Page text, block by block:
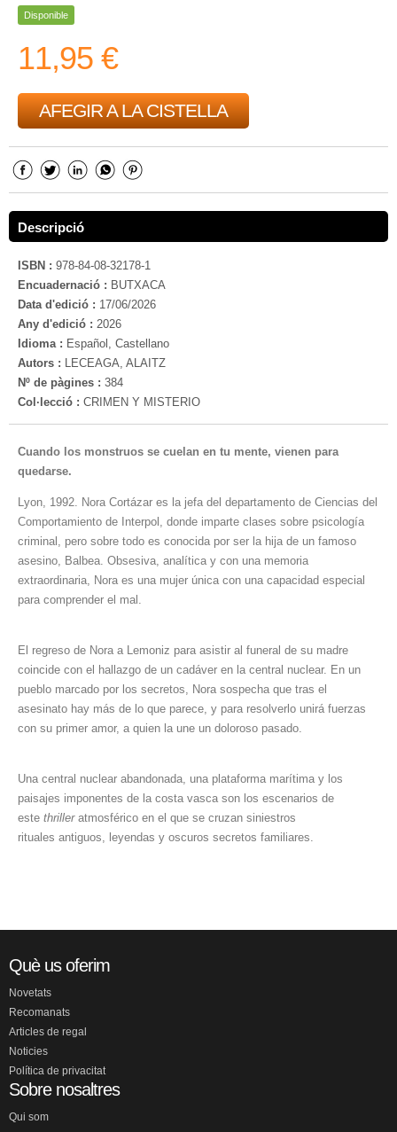
Disponible
11,95 €
AFEGIR A LA CISTELLA
Descripció
ISBN : 978-84-08-32178-1
Encuadernació : BUTXACA
Data d'edició : 17/06/2026
Any d'edició : 2026
Idioma : Español, Castellano
Autors : LECEAGA, ALAITZ
Nº de pàgines : 384
Col·lecció : CRIMEN Y MISTERIO
Cuando los monstruos se cuelan en tu mente, vienen para
quedarse.
Lyon, 1992. Nora Cortázar es la jefa del departamento de Ciencias del
Comportamiento de Interpol, donde imparte clases sobre psicología
criminal, pero sobre todo es conocida por ser la hija de un famoso
asesino, Balbea. Obsesiva, analítica y con una memoria
extraordinaria, Nora es una mujer única con una capacidad especial
para comprender el mal.
El regreso de Nora a Lemoniz para asistir al funeral de su madre
coincide con el hallazgo de un cadáver en la central nuclear. En un
pueblo marcado por los secretos, Nora sospecha que tras el
asesinato hay más de lo que parece, y para resolverlo unirá fuerzas
con su primer amor, a quien la une un doloroso pasado.
Una central nuclear abandonada, una plataforma marítima y los
paisajes imponentes de la costa vasca son los escenarios de
este thrilleratmosférico en el que se cruzan siniestros
rituales antiguos, leyendas y oscuros secretos familiares.
Què us oferim
Novetats
Recomanats
Articles de regal
Noticies
Política de privacitat
Sobre nosaltres
Qui som